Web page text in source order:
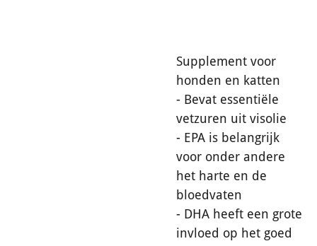
Supplement voor
honden en katten
- Bevat essentiële
vetzuren uit visolie
- EPA is belangrijk
voor onder andere
het harte en de
bloedvaten
- DHA heeft een grote
invloed op het goed